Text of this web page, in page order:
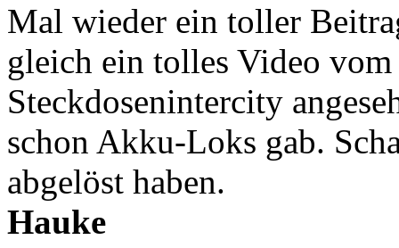
Mal wieder ein toller
gleich ein tolles Video
Steckdosenintercity
schon Akku-Loks gab.
abgelöst haben.
Hauke